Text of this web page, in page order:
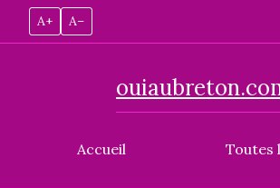
A+ A–
Accueil Toutes